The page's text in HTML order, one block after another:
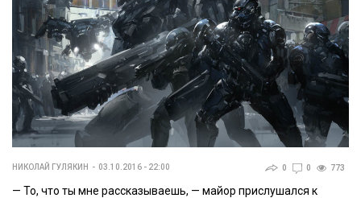
НИКОЛАЙ ГУЛЯКИН 03.10.2016 - 22:00 0 0 773
— То, что ты мне рассказываешь, — майор прислушался к